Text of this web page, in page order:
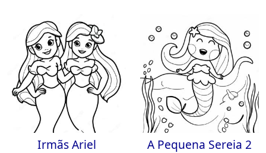
Irmãs Ariel A Pequena Sereia 2